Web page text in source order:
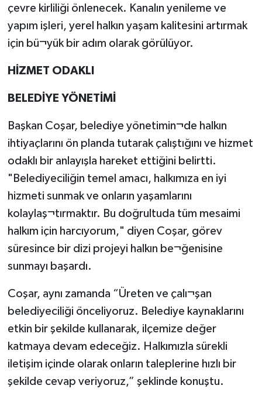
çevre kirliliği önlenecek. Kanalın yenileme ve
yapım işleri, yerel halkın yaşam kalitesini artırmak
için bü¬yük bir adım olarak görülüyor.
HİZMET ODAKLI
BELEDİYE YÖNETİMİ
Başkan Coşar, belediye yönetimin¬de halkın
ihtiyaçlarını ön planda tutarak çalıştığını ve hizmet
odaklı bir anlayışla hareket ettiğini belirtti.
"Belediyeciliğin temel amacı, halkımıza en iyi
hizmeti sunmak ve onların yaşamlarını
kolaylaş¬tırmaktır. Bu doğrultuda tüm mesaimi
halkım için harcıyorum," diyen Coşar, görev
süresince bir dizi projeyi halkın be¬ğenisine
sunmayı başardı.
Coşar, aynı zamanda “Üreten ve çalı¬şan
belediyeciliği önceliyoruz. Belediye kaynaklarını
etkin bir şekilde kullanarak, ilçemize değer
katmaya devam edeceğiz. Halkımızla sürekli
iletişim içinde olarak onların taleplerine hızlı bir
şekilde cevap veriyoruz,” şeklinde konuştu.